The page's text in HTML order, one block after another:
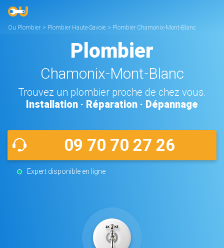
Ou Plombier > Plombier Haute-Savoie > Plombier Chamonix-Mont-Blanc
Plombier
Chamonix-Mont-Blanc
Trouvez un plombier proche de chez vous.
Installation · Réparation · Dépannage
09 70 70 27 26
Expert disponible en ligne